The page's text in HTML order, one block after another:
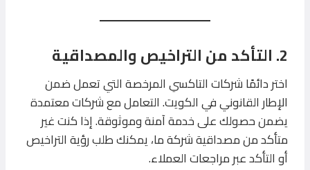
2. التأكد من التراخيص والمصداقية
اختر دائمًا شركات التاكسي المرخصة التي تعمل ضمن
الإطار القانوني في الكويت. التعامل مع شركات معتمدة
يضمن حصولك على خدمة آمنة وموثوقة. إذا كنت غير
متأكد من مصداقية شركة ما، يمكنك طلب رؤية التراخيص
أو التأكد عبر مراجعات العملاء.